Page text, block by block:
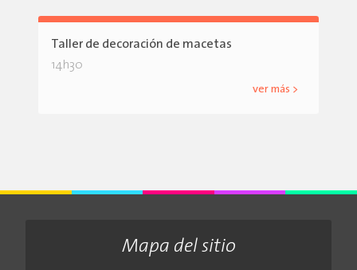
Taller de decoración de macetas
14h30
ver más >
Mapa del sitio